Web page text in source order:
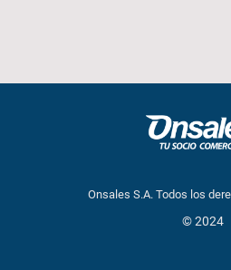
Onsales S.A. Todos los
© 2024